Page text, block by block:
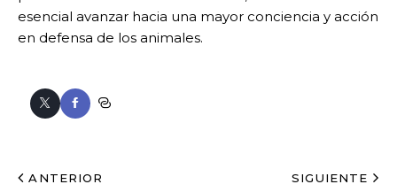
esencial avanzar hacia una mayor conciencia y acción
en defensa de los animales.
ANTERIOR SIGUIENTE